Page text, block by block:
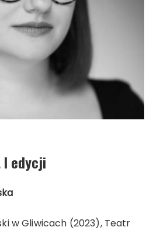
I edycji
w Gliwicach (2023), Teatr